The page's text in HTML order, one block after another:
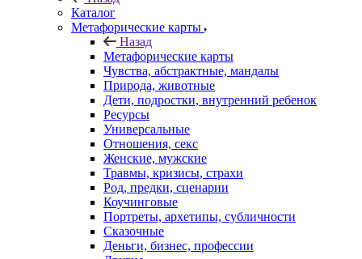
Каталог
Mетафорические карты
Назад
Mетафорические карты
Чувства, абстрактные, мандалы
Природа, животные
Дети, подростки, внутренний ребенок
Ресурсы
Универсальные
Отношения, секс
Женские, мужские
Травмы, кризисы, страхи
Род, предки, сценарии
Коучинговые
Портреты, архетипы, субличности
Сказочные
Деньги, бизнес, профессии